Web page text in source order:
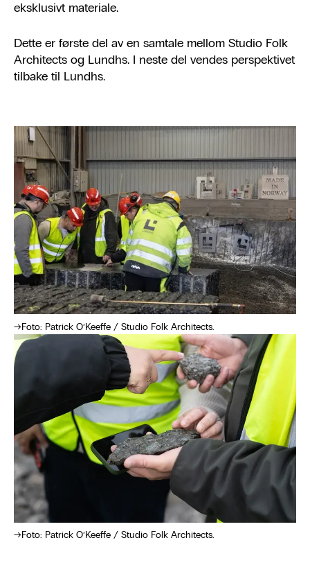
eksklusivt materiale.
Dette er første del av en samtale mellom Studio Folk
Architects og Lundhs. I neste del vendes perspektivet
tilbake til Lundhs.
Foto: Patrick O’Keeffe / Studio Folk Architects.
Foto: Patrick O’Keeffe / Studio Folk Architects.